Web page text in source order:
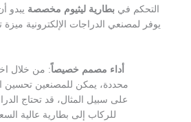
التحكم في بطارية ليثيوم مخصصة يبدو
يوفر لمصنعي الدراجات الإلكترونية
أداء مصمم خصيصاً: من خلال
محددة، يمكن للمصنعين تحسين
على سبيل المثال، قد تحتاج
للركاب إلى بطارية عالية